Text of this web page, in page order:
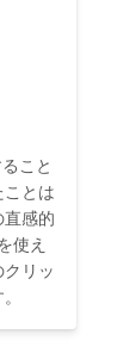
こと
ことは
直感的
使え
リッ